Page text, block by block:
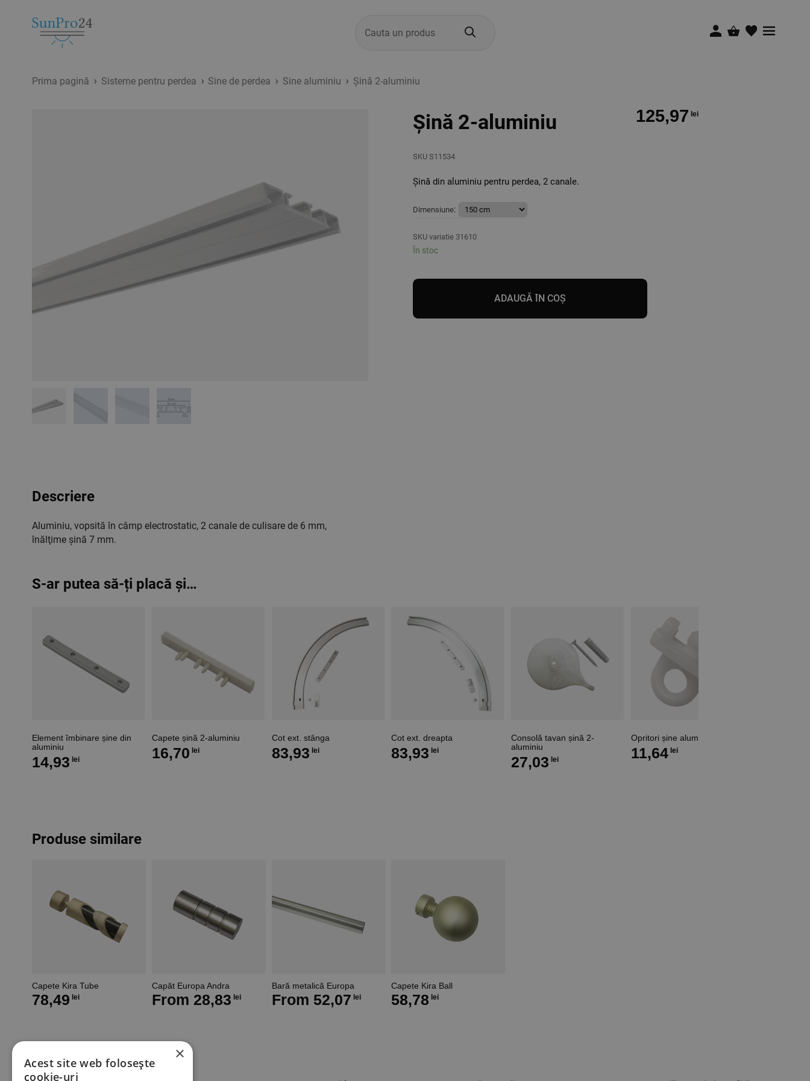
search
Prima pagină Sisteme pentru perdea Sine de perdea Sine aluminiu Şină 2-aluminiu
Şină 2-aluminiu
SKU S11534
Şină din aluminiu pentru perdea, 2 canale.
Dimensiune:
SKU variatie 31610
125,97 lei
În stoc
Şină
aluminiu
ADAUGĂ ÎN COȘ
Descriere
Aluminiu, vopsită în câmp electrostatic, 2 canale de culisare de 6 mm,
înălţime şină 7 mm.
S-ar putea să-ți placă și…
Element îmbinare șine din
aluminiu
14,93 lei
Capete șină 2-aluminiu
16,70 lei
Cot ext. stânga
83,93 lei
Cot ext. dreapta
83,93 lei
Consolă tavan șină 2-
aluminiu
27,03 lei
Opritori șine aluminiu
11,64 lei
Produse similare
Capete Kira Tube
78,49 lei
Capăt Europa Andra
From 28,83 lei
Bară metalică Europa
From 52,07 lei
Capete Kira Ball
58,78 lei
×
Acest site web folosește
cookie-uri